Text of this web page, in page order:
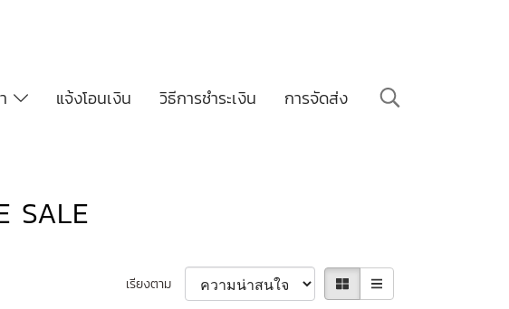
แจ้งโอนเงิน วิธีการชำระเงิน การจัดส่ง
SALE
เรียงตาม